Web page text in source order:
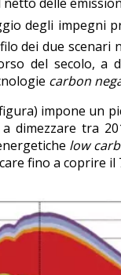
degli impegni
dei due scenari
del secolo, a
carbon
impone un
a dimezzare tra
low
fino a coprire